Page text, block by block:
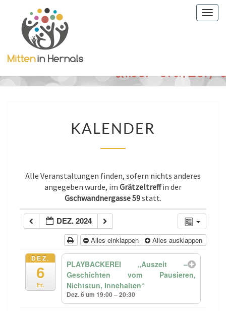
KALENDER
Alle Veranstaltungen finden, sofern nichts anderes
angegeben wurde, im Grätzeltreffin der
Gschwandnergasse 59statt.
DEZ. 2024
Alles einklappen Alles ausklappen
DEZ.
6
Fr.
PLAYBACKEREI „Auszeit –
Geschichten vom Pausieren,
Nichtstun, Innehalten“
Dez. 6 um 19:00 – 20:30